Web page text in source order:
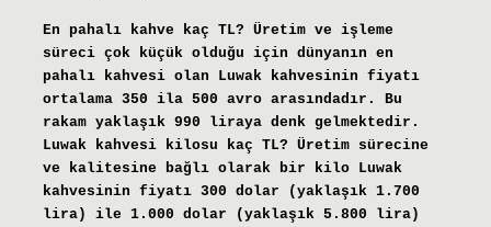
En pahalı kahve kaç TL? Üretim ve işleme
süreci çok küçük olduğu için dünyanın en
pahalı kahvesi olan Luwak kahvesinin fiyatı
ortalama 350 ila 500 avro arasındadır. Bu
rakam yaklaşık 990 liraya denk gelmektedir.
Luwak kahvesi kilosu kaç TL? Üretim sürecine
ve kalitesine bağlı olarak bir kilo Luwak
kahvesinin fiyatı 300 dolar (yaklaşık 1.700
lira) ile 1.000 dolar (yaklaşık 5.800 lira)